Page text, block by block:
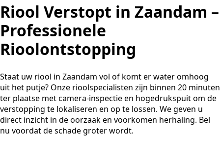
Riool Verstopt in Zaandam –
Professionele
Rioolontstopping
Staat uw riool in Zaandam vol of komt er water omhoog
uit het putje? Onze rioolspecialisten zijn binnen 20 minuten
ter plaatse met camera-inspectie en hogedrukspuit om de
verstopping te lokaliseren en op te lossen. We geven u
direct inzicht in de oorzaak en voorkomen herhaling. Bel
nu voordat de schade groter wordt.